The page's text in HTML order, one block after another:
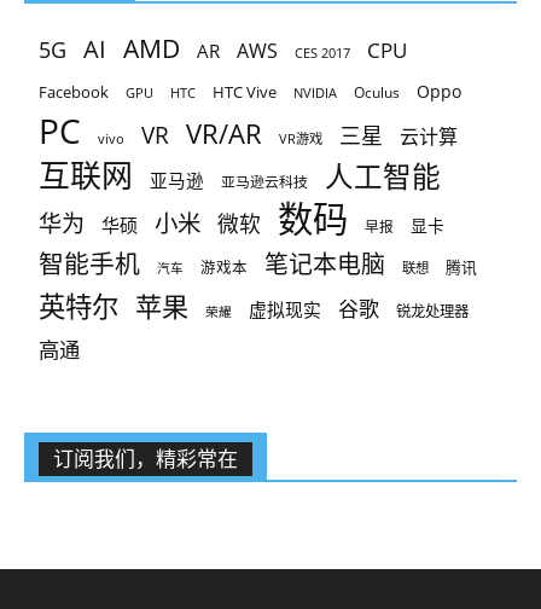
5G AI AMD AR AWS CES 2017 CPU
Facebook GPU HTC HTC Vive NVIDIA Oculus Oppo
PC vivo VR VR/AR VR游戏 三星 云计算
互联网 亚马逊 亚马逊云科技 人工智能
华为 华硕 小米 微软 数码 早报 显卡
智能手机 汽车 游戏本 笔记本电脑 联想 腾讯
英特尔 苹果 荣耀 虚拟现实 谷歌 锐龙处理器
高通
订阅我们，精彩常在